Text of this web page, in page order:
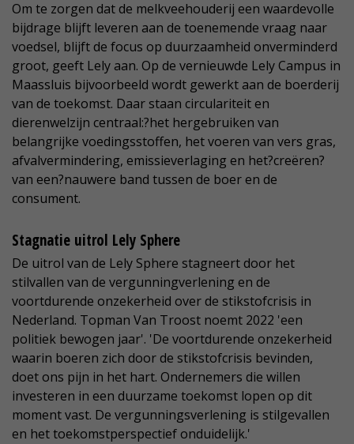
Om te zorgen dat de melkveehouderij een waardevolle
bijdrage blijft leveren aan de toenemende vraag naar
voedsel, blijft de focus op duurzaamheid onverminderd
groot, geeft Lely aan. Op de vernieuwde Lely Campus in
Maassluis bijvoorbeeld wordt gewerkt aan de boerderij
van de toekomst. Daar staan circulariteit en
dierenwelzijn centraal:?het hergebruiken van
belangrijke voedingsstoffen, het voeren van vers gras,
afvalvermindering, emissieverlaging en het?creëren?
van een?nauwere band tussen de boer en de
consument.
Stagnatie uitrol Lely Sphere
De uitrol van de Lely Sphere stagneert door het
stilvallen van de vergunningverlening en de
voortdurende onzekerheid over de stikstofcrisis in
Nederland. Topman Van Troost noemt 2022 'een
politiek bewogen jaar'. 'De voortdurende onzekerheid
waarin boeren zich door de stikstofcrisis bevinden,
doet ons pijn in het hart. Ondernemers die willen
investeren in een duurzame toekomst lopen op dit
moment vast. De vergunningsverlening is stilgevallen
en het toekomstperspectief onduidelijk.'